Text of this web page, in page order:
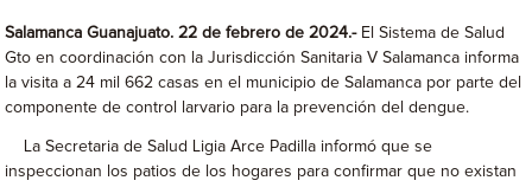
Salamanca Guanajuato. 22 de febrero de 2024.-El Sistema de Salud
Gto en coordinación con la Jurisdicción Sanitaria V Salamanca informa
la visita a 24 mil 662 casas en el municipio de Salamanca por parte del
componente de control larvario para la prevención del dengue.
La Secretaria de Salud Ligia Arce Padilla informó que se
inspeccionan los patios de los hogares para confirmar que no existan